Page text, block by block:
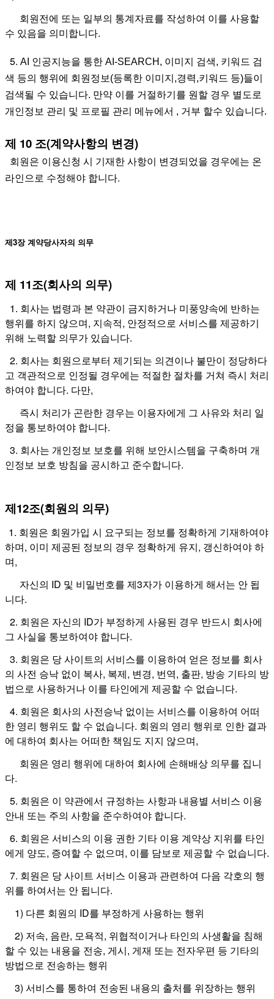
회원전에 또는 일부의 통계자료를 작성하여 이를 사용할
수 있음을 의미합니다.
5. AI 인공지능을 통한 AI-SEARCH, 이미지 검색, 키워드 검
색 등의 행위에 회원정보(등록한 이미지,경력,키워드 등)들이
검색될 수 있습니다. 만약 이를 거절하기를 원할 경우 별도로
개인정보 관리 및 프로필 관리 메뉴에서 , 거부 할수 있습니다.
제 10 조(계약사항의 변경)
회원은 이용신청 시 기재한 사항이 변경되었을 경우에는 온
라인으로 수정해야 합니다.
제3장 계약당사자의 의무
제 11조(회사의 의무)
1. 회사는 법령과 본 약관이 금지하거나 미풍양속에 반하는
행위를 하지 않으며, 지속적, 안정적으로 서비스를 제공하기
위해 노력할 의무가 있습니다.
2. 회사는 회원으로부터 제기되는 의견이나 불만이 정당하다
고 객관적으로 인정될 경우에는 적절한 절차를 거쳐 즉시 처리
하여야 합니다. 다만,
즉시 처리가 곤란한 경우는 이용자에게 그 사유와 처리 일
정을 통보하여야 합니다.
3. 회사는 개인정보 보호를 위해 보안시스템을 구축하며 개
인정보 보호 방침을 공시하고 준수합니다.
제12조(회원의 의무)
1. 회원은 회원가입 시 요구되는 정보를 정확하게 기재하여야
하며, 이미 제공된 정보의 경우 정확하게 유지, 갱신하여야 하
며,
자신의 ID 및 비밀번호를 제3자가 이용하게 해서는 안 됩
니다.
2. 회원은 자신의 ID가 부정하게 사용된 경우 반드시 회사에
그 사실을 통보하여야 합니다.
3. 회원은 당 사이트의 서비스를 이용하여 얻은 정보를 회사
의 사전 승낙 없이 복사, 복제, 변경, 번역, 출판, 방송 기타의 방
법으로 사용하거나 이를 타인에게 제공할 수 없습니다.
4. 회원은 회사의 사전승낙 없이는 서비스를 이용하여 어떠
한 영리 행위도 할 수 없습니다. 회원의 영리 행위로 인한 결과
에 대하여 회사는 어떠한 책임도 지지 않으며,
회원은 영리 행위에 대하여 회사에 손해배상 의무를 집니
다.
5. 회원은 이 약관에서 규정하는 사항과 내용별 서비스 이용
안내 또는 주의 사항을 준수하여야 합니다.
6. 회원은 서비스의 이용 권한 기타 이용 계약상 지위를 타인
에게 양도, 증여할 수 없으며, 이를 담보로 제공할 수 없습니다.
7. 회원은 당 사이트 서비스 이용과 관련하여 다음 각호의 행
위를 하여서는 안 됩니다.
1) 다른 회원의 ID를 부정하게 사용하는 행위
2) 저속, 음란, 모욕적, 위협적이거나 타인의 사생활을 침해
할 수 있는 내용을 전송, 게시, 게재 또는 전자우편 등 기타의
방법으로 전송하는 행위
3) 서비스를 통하여 전송된 내용의 출처를 위장하는 행위